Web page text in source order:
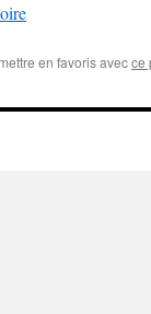
en favoris avecce